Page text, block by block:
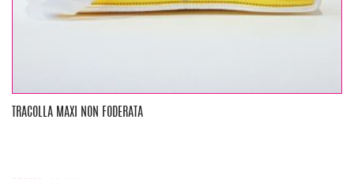
TRACOLLA MAXI NON FODERATA